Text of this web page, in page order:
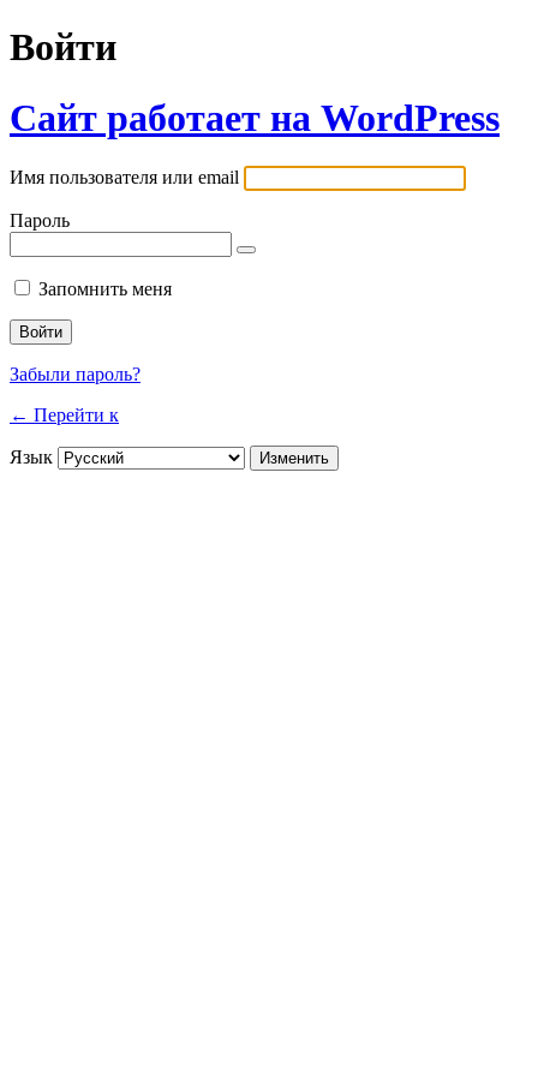
Войти
Сайт работает на WordPress
Имя пользователя или email
Пароль
Запомнить меня
Забыли пароль?
← Перейти к
Язык